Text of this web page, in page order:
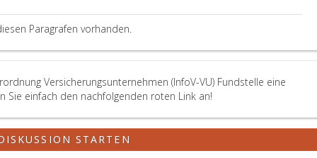
Paragrafen vorhanden.
Versicherungsunternehmen (InfoV-VU) Fundstelle eine
Sie einfach den nachfolgenden roten Link an!
STARTEN